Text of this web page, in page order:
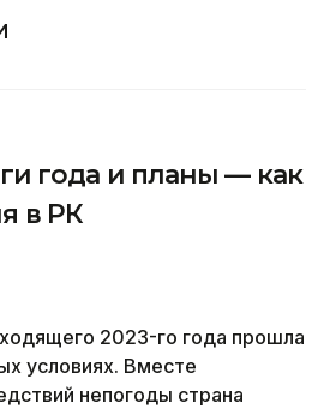
года и планы — как
в РК
2023-го года прошла
условиях. Вместе
непогоды страна